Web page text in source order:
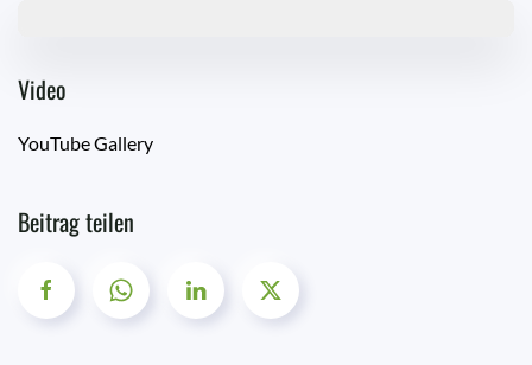
Video
YouTube Gallery
Beitrag teilen